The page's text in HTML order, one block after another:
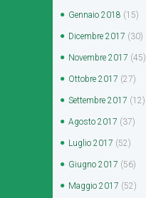
Gennaio 2018 (15)
Dicembre 2017 (30)
Novembre 2017 (45)
Ottobre 2017 (27)
Settembre 2017 (12)
Agosto 2017 (37)
Luglio 2017 (52)
Giugno 2017 (56)
Maggio 2017 (52)